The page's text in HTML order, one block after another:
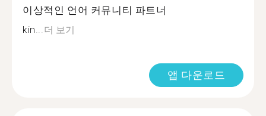
이상적인 언어 커뮤니티 파트너
kin...더 보기
앱 다운로드